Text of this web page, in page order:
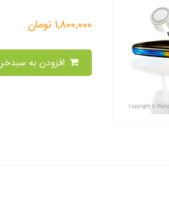
1,800,000تومان